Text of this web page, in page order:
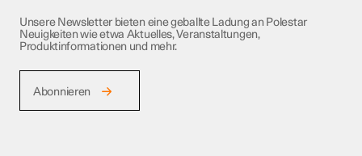
Unsere Newsletter bieten eine geballte Ladung an Polestar
Neuigkeiten wie etwa Aktuelles, Veranstaltungen,
Produktinformationen und mehr.
Abonnieren